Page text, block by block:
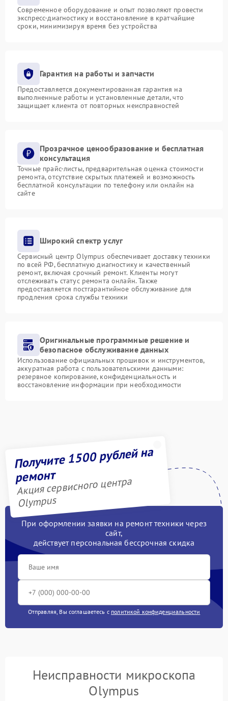
Современное оборудование и опыт позволяют провести
экспресс-диагностику и восстановление в кратчайшие
сроки, минимизируя время без устройства
Гарантия на работы и запчасти
Предоставляется документированная гарантия на
выполненные работы и установленные детали, что
защищает клиента от повторных неисправностей
Прозрачное ценообразование и бесплатная
консультация
Точные прайс-листы, предварительная оценка стоимости
ремонта, отсутствие скрытых платежей и возможность
бесплатной консультации по телефону или онлайн на
сайте
Широкий спектр услуг
Сервисный центр Olympus обеспечивает доставку техники
по всей РФ, бесплатную диагностику и качественный
ремонт, включая срочный ремонт. Клиенты могут
отслеживать статус ремонта онлайн. Также
предоставляется постгарантийное обслуживание для
продления срока службы техники
Оригинальные программные решение и
безопасное обслуживание данных
Использование официальных прошивок и инструментов,
аккуратная работа с пользовательскими данными:
резервное копирование, конфиденциальность и
восстановление информации при необходимости
Получите 1500 рублей на
ремонт
Акция сервисного центра
Olympus
При оформлении заявки на ремонт техники через
сайт,
действует персональная бессрочная скидка
Отправляя, Вы соглашаетесь с политикой конфиденциальности
Неисправности микроскопа
Olympus